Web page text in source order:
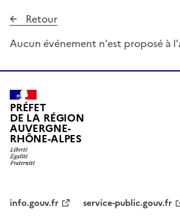
Retour
Aucun événement n'est proposé à
PRÉFET
DE LA RÉGION
AUVERGNE-
RHÔNE-ALPES
info.gouv.fr
service-public.gouv.fr